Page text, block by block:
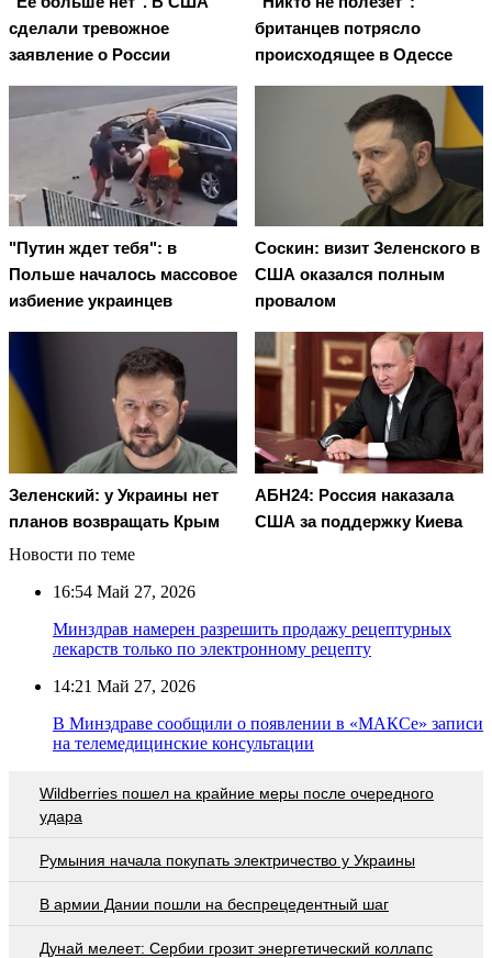
сделали тревожное
заявление о России
британцев потрясло
происходящее в Одессе
"Путин ждет тебя": в
Польше началось массовое
избиение украинцев
Соскин: визит Зеленского в
США оказался полным
провалом
Зеленский: у Украины нет
планов возвращать Крым
АБН24: Россия наказала
США за поддержку Киева
Новости по теме
16:54 Май 27, 2026
Минздрав намерен разрешить продажу рецептурных
лекарств только по электронному рецепту
14:21 Май 27, 2026
В Минздраве сообщили о появлении в «МАКСе» записи
на телемедицинские консультации
Wildberries пошел на крайние меры после очередного
удара
Румыния начала покупать электричество у Украины
В армии Дании пошли на беспрецедентный шаг
Дунай мелеет: Сербии грозит энергетический коллапс